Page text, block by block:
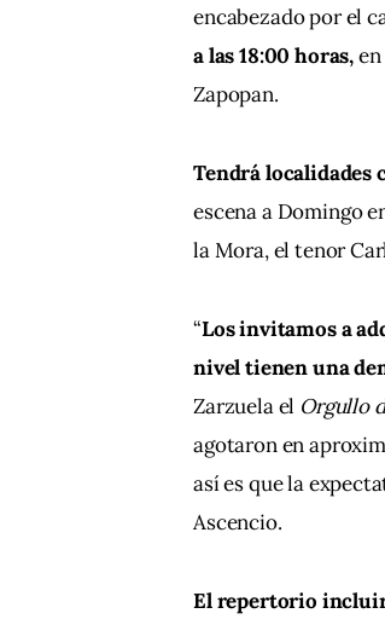
encabezado por el
a las 18:00 horas,
Zapopan.
Tendrá localidades
escena a Domingo
la Mora, el tenor
“Los invitamos a
nivel tienen una
Zarzuela el Orgullo
agotaron en
así es que la
Ascencio.
El repertorio